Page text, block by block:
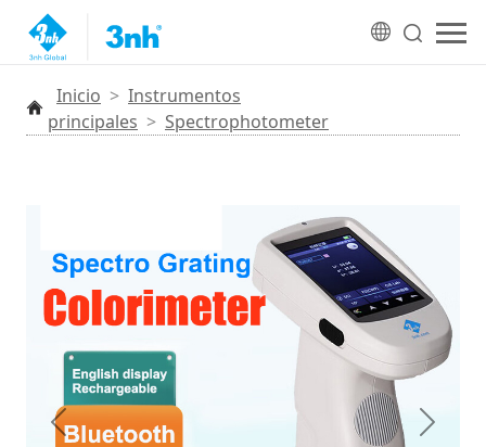
Inicio > Instrumentos
principales > Spectrophotometer
Anterior